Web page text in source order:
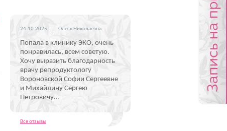
24.10.2025 Олеся Николаевна
Попала в клинику ЭКО, очень
понравилась, всем советую.
Хочу выразить благодарность
врачу репродуктологу
Вороновской Софии Сергеевне
и Михайлину Сергею
Петровичу…
Все отзывы